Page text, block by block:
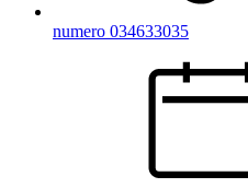
numero 034633035